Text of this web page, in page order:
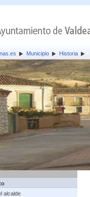
Municipio Historia
alcalde